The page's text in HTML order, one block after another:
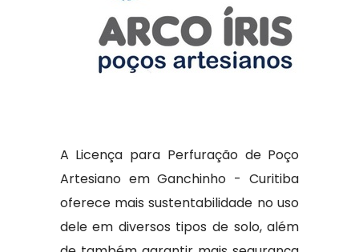
A Licença para Perfuração de Poço
Artesiano em Ganchinho - Curitiba
oferece mais sustentabilidade no uso
dele em diversos tipos de solo, além